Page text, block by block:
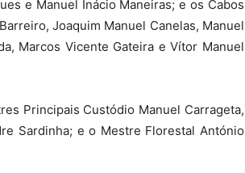
e Manuel Inácio Maneiras; e os Cabos
Joaquim Manuel Canelas, Manuel
Marcos Vicente Gateira e Vítor Manuel
Principais Custódio Manuel Carrageta,
Sardinha; e o Mestre Florestal António